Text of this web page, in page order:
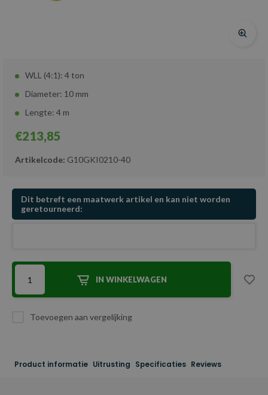
WLL (4:1): 4 ton
Diameter: 10 mm
Lengte: 4 m
€213,85
Artikelcode: G10GKI0210-40
Dit betreft een maatwerk artikel en kan niet worden
geretourneerd:
IN WINKELWAGEN
Toevoegen aan vergelijking
Product informatie Uitrusting Specificaties Reviews